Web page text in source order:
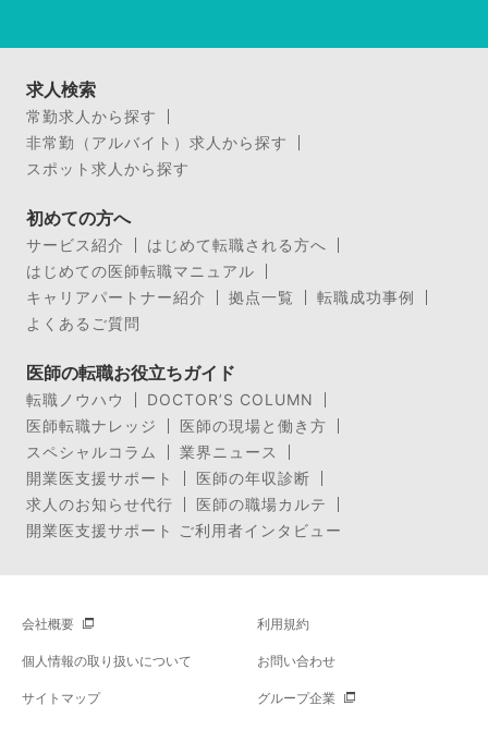
求人検索
常勤求人から探す
非常勤（アルバイト）求人から探す
スポット求人から探す
初めての方へ
サービス紹介
はじめて転職される方へ
はじめての医師転職マニュアル
キャリアパートナー紹介
拠点一覧
転職成功事例
よくあるご質問
医師の転職お役立ちガイド
転職ノウハウ
DOCTOR’S COLUMN
医師転職ナレッジ
医師の現場と働き方
スペシャルコラム
業界ニュース
開業医支援サポート
医師の年収診断
求人のお知らせ代行
医師の職場カルテ
開業医支援サポート ご利用者インタビュー
会社概要 利用規約
個人情報の取り扱いについて お問い合わせ
サイトマップ グループ企業